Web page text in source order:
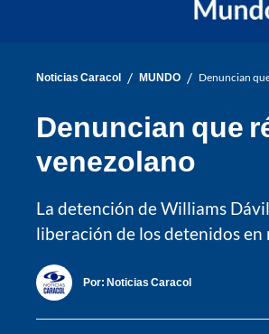
Noticias Caracol / MUNDO / Denuncian
Denuncian que
venezolano
La detención de Williams
liberación de los detenidos en
Por: Noticias Caracol